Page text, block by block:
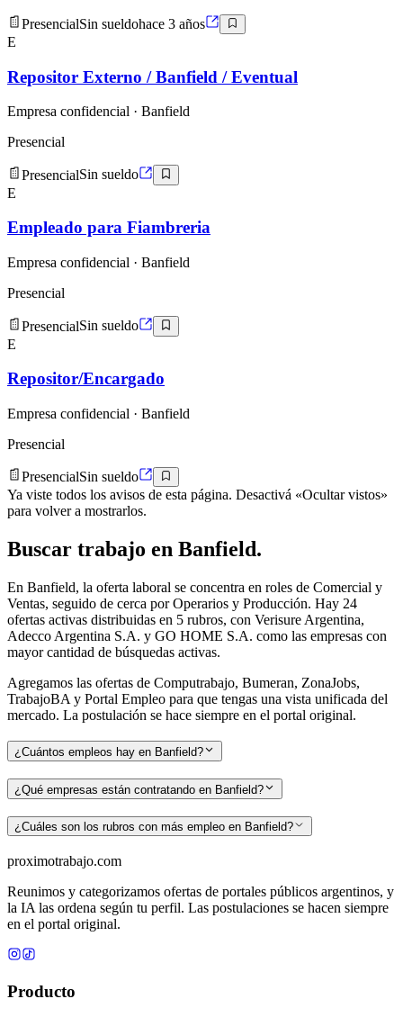
PresencialSin sueldohace 3 años
E
Repositor Externo / Banfield / Eventual
Empresa confidencial · Banfield
Presencial
PresencialSin sueldo
E
Empleado para Fiambreria
Empresa confidencial · Banfield
Presencial
PresencialSin sueldo
E
Repositor/Encargado
Empresa confidencial · Banfield
Presencial
PresencialSin sueldo
Ya viste todos los avisos de esta página. Desactivá «Ocultar vistos»
para volver a mostrarlos.
Buscar trabajo en Banfield.
En Banfield, la oferta laboral se concentra en roles de Comercial y
Ventas, seguido de cerca por Operarios y Producción. Hay 24
ofertas activas distribuidas en 5 rubros, con Verisure Argentina,
Adecco Argentina S.A. y GO HOME S.A. como las empresas con
mayor cantidad de búsquedas activas.
Agregamos las ofertas de Computrabajo, Bumeran, ZonaJobs,
TrabajoBA y Portal Empleo para que tengas una vista unificada del
mercado. La postulación se hace siempre en el portal original.
¿Cuántos empleos hay en Banfield?
¿Qué empresas están contratando en Banfield?
¿Cuáles son los rubros con más empleo en Banfield?
proximotrabajo.com
Reunimos y categorizamos ofertas de portales públicos argentinos, y
la IA las ordena según tu perfil. Las postulaciones se hacen siempre
en el portal original.
Producto